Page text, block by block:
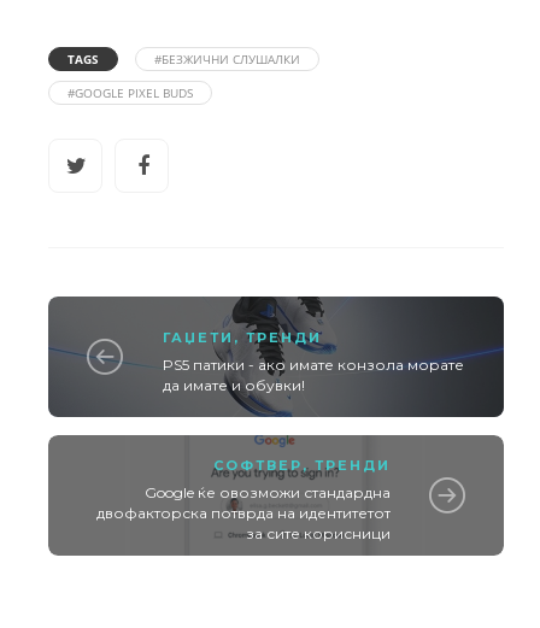
TAGS
#БЕЗЖИЧНИ СЛУШАЛКИ
#GOOGLE PIXEL BUDS
ГАЏЕТИ , ТРЕНДИ
PS5 патики - ако имате конзола морате
да имате и обувки!
СОФТВЕР , ТРЕНДИ
Google ќе овозможи стандардна
двофакторска потврда на идентитетот
за сите корисници